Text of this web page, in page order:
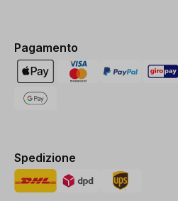
Pagamento
Spedizione